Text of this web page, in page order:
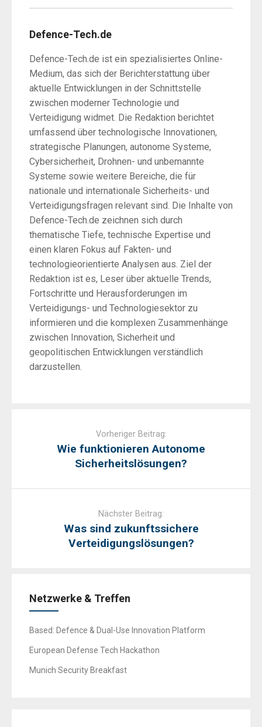
Defence-Tech.de
Defence-Tech.de ist ein spezialisiertes Online-
Medium, das sich der Berichterstattung über
aktuelle Entwicklungen in der Schnittstelle
zwischen moderner Technologie und
Verteidigung widmet. Die Redaktion berichtet
umfassend über technologische Innovationen,
strategische Planungen, autonome Systeme,
Cybersicherheit, Drohnen- und unbemannte
Systeme sowie weitere Bereiche, die für
nationale und internationale Sicherheits- und
Verteidigungsfragen relevant sind. Die Inhalte von
Defence-Tech.de zeichnen sich durch
thematische Tiefe, technische Expertise und
einen klaren Fokus auf Fakten- und
technologieorientierte Analysen aus. Ziel der
Redaktion ist es, Leser über aktuelle Trends,
Fortschritte und Herausforderungen im
Verteidigungs- und Technologiesektor zu
informieren und die komplexen Zusammenhänge
zwischen Innovation, Sicherheit und
geopolitischen Entwicklungen verständlich
darzustellen.
Vorheriger Beitrag:
Wie funktionieren Autonome
Sicherheitslösungen?
Nächster Beitrag:
Was sind zukunftssichere
Verteidigungslösungen?
Netzwerke & Treffen
Based: Defence & Dual-Use Innovation Platform
European Defense Tech Hackathon
Munich Security Breakfast